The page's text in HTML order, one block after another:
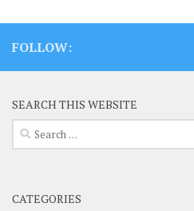
FOLLOW:
SEARCH THIS WEBSITE
Search
for:
CATEGORIES